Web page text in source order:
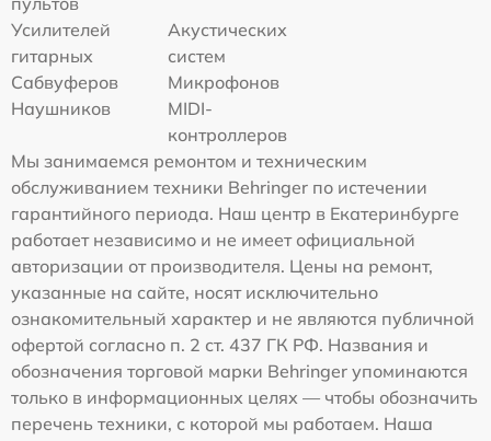
Усилителей
гитарных
Акустических
систем
Сабвуферов
Микрофонов
Наушников
MIDI-
контроллеров
Мы занимаемся ремонтом и техническим
обслуживанием техники Behringer по истечении
гарантийного периода. Наш центр в Екатеринбурге
работает независимо и не имеет официальной
авторизации от производителя. Цены на ремонт,
указанные на сайте, носят исключительно
ознакомительный характер и не являются публичной
офертой согласно п. 2 ст. 437 ГК РФ. Названия и
обозначения торговой марки Behringer упоминаются
только в информационных целях — чтобы обозначить
перечень техники, с которой мы работаем. Наша